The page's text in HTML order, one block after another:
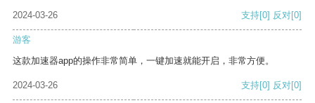
2024-03-26 支持[0] 反对[0]
游客
这款加速器app的操作非常简单，一键加速就能开启，非常方便。
2024-03-26 支持[0] 反对[0]